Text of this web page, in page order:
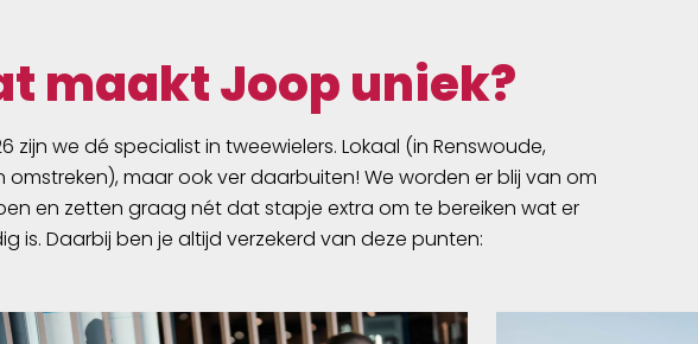
maakt Joop uniek?
zijn we dé specialist in tweewielers. Lokaal (in Renswoude,
omstreken), maar ook ver daarbuiten! We worden er blij van om
en zetten graag nét dat stapje extra om te bereiken wat er
is. Daarbij ben je altijd verzekerd van deze punten: